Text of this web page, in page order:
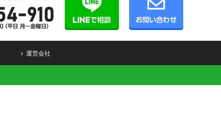
運営会社